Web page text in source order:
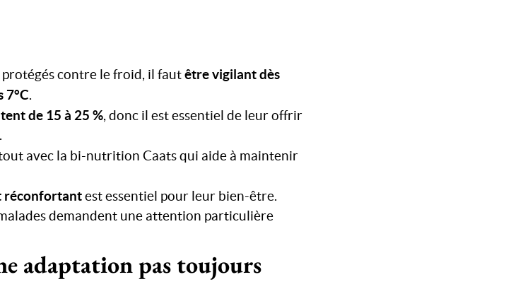
contre le froid, il fautêtre vigilant dès
7°C.
de 15 à 25 %, donc il est essentiel de leur offrir
avec la bi-nutrition Caats qui aide à maintenir
réconfortantest essentiel pour leur bien-être.
demandent une attention particulière
adaptation pas toujours